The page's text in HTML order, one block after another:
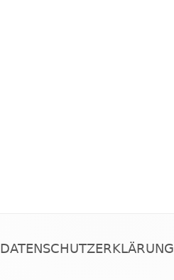
DATENSCHUTZERKLÄRUNG